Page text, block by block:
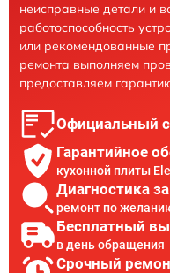
неисправные детали и
работоспособность
или рекомендованные
ремонта выполняем
предоставляем
Официальный
Гарантийное
кухонной плиты
Диагностика
ремонт по
Бесплатный
в день обращения
Срочный